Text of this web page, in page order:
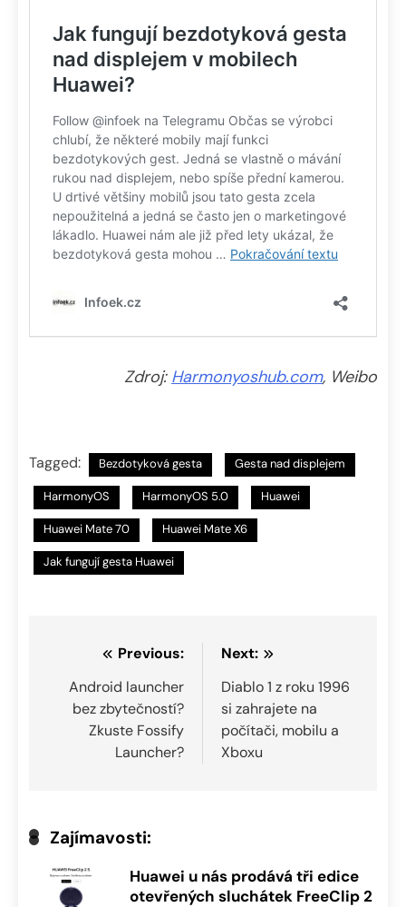
Zdroj: Harmonyoshub.com, Weibo
Tagged: Bezdotyková gesta Gesta nad displejem
HarmonyOS HarmonyOS 5.0 Huawei
Huawei Mate 70 Huawei Mate X6
Jak fungují gesta Huawei
Navigace
pro
příspěvek
Previous:
Android launcher
bez zbytečností?
Zkuste Fossify
Launcher?
Next:
Diablo 1 z roku 1996
si zahrajete na
počítači, mobilu a
Xboxu
Zajímavosti:
Huawei u nás prodává tři edice
otevřených sluchátek FreeClip 2